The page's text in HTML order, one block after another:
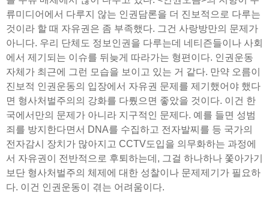
류미디어에서 다루지 않는 인권담론을 더 진보적으로 다루는
것이라 할 때 자유권은 좀 부족했다. 그건 사랑방만의 문제가
아니다. 우리 단체도 정보인권을 다루는데 네티즌들이나 사회
에서 제기되는 이슈를 뒤늦게 따라가는 형편이다. 인권운동
자체가 최근에 그런 모습을 보이고 있는 거 같다. 만약 오름이
진보적 인권운동의 입장에서 자유권 문제를 제기했어야 했다
면 형사처벌주의의 강화를 다뤘으면 좋았을 것이다. 이건 한
국에서만의 문제가 아니라 지구적인 문제다. 예를 들면 성범
죄를 방지한다면서 DNA를 수집하고 전자발찌를 등 국가의
전자감시 장치가 많아지고 CCTV도입을 의무화하는 과정에
서 자유권이 전반적으로 후퇴하는데, 그걸 하나하나 쫓아가기
보단 형사처벌주의 체제에 대한 성찰이나 문제제기가 필요하
다. 이건 인권운동이 겪는 어려움이다.